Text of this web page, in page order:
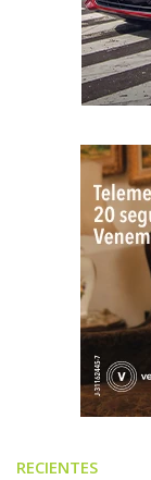
RECIENTES